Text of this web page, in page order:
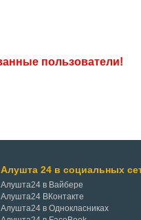
Алушта 24 в социальных
Алушта24 в Вайбере
Алушта24 ВКонтакте
Алушта24 в Однокласниках